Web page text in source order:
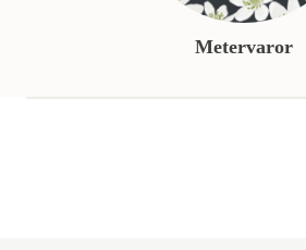
Metervaror